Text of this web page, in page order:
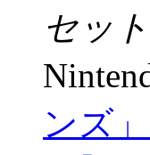
セッ
ンズ